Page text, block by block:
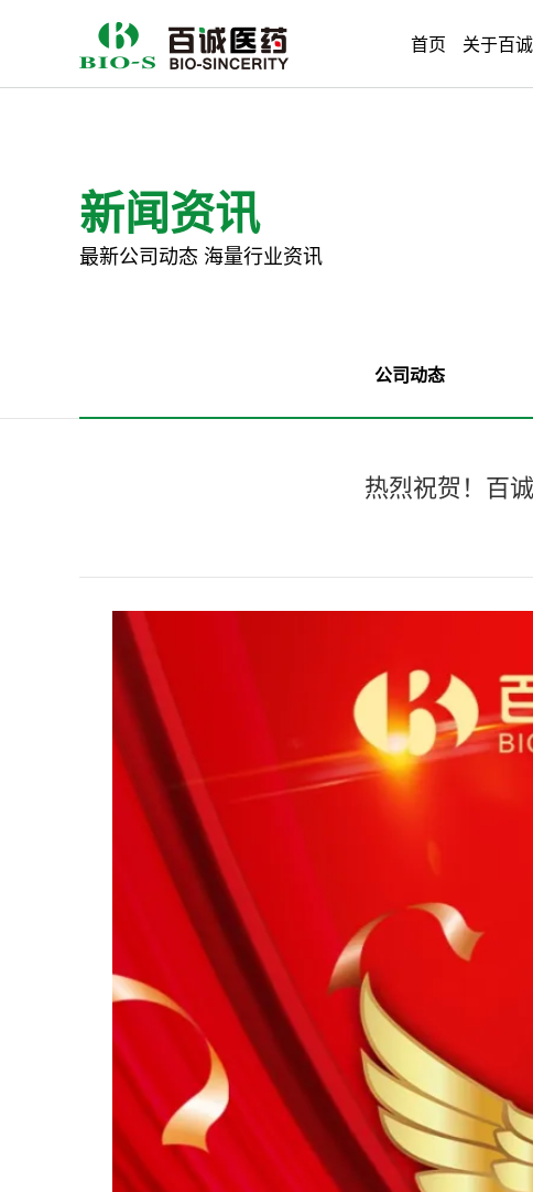
首页 关于百诚
新闻资讯
最新公司动态 海量行业资讯
公司动态
热烈祝贺！百